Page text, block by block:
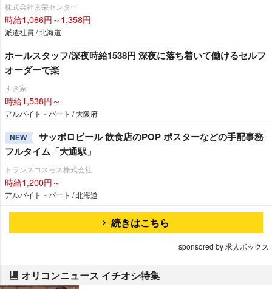
株式会社京栄センター
時給1,086円～1,358円
派遣社員 / 北海道
ホールスタッフ/深夜時給1538円 深夜に落ち着いて働けるセルフ
オーダーで楽
すき家
時給1,538円～
アルバイト・パート / 大阪府
NEW
サッポロビール 飲食店のPOP ポスターなどの手配事務
フルタイム「大通駅」
トランスコスモス株式会社
時給1,200円～
アルバイト・パート / 北海道
続きはこちら
sponsored by 求人ボックス
オリコンニュース イチオシ特集